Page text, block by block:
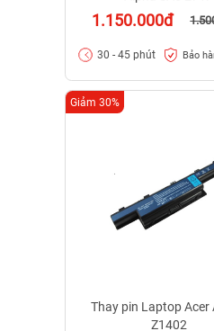
1.150.000đ
30 - 45 phút Bảo
Thay pin Laptop Acer
Z1402
Giảm 30%